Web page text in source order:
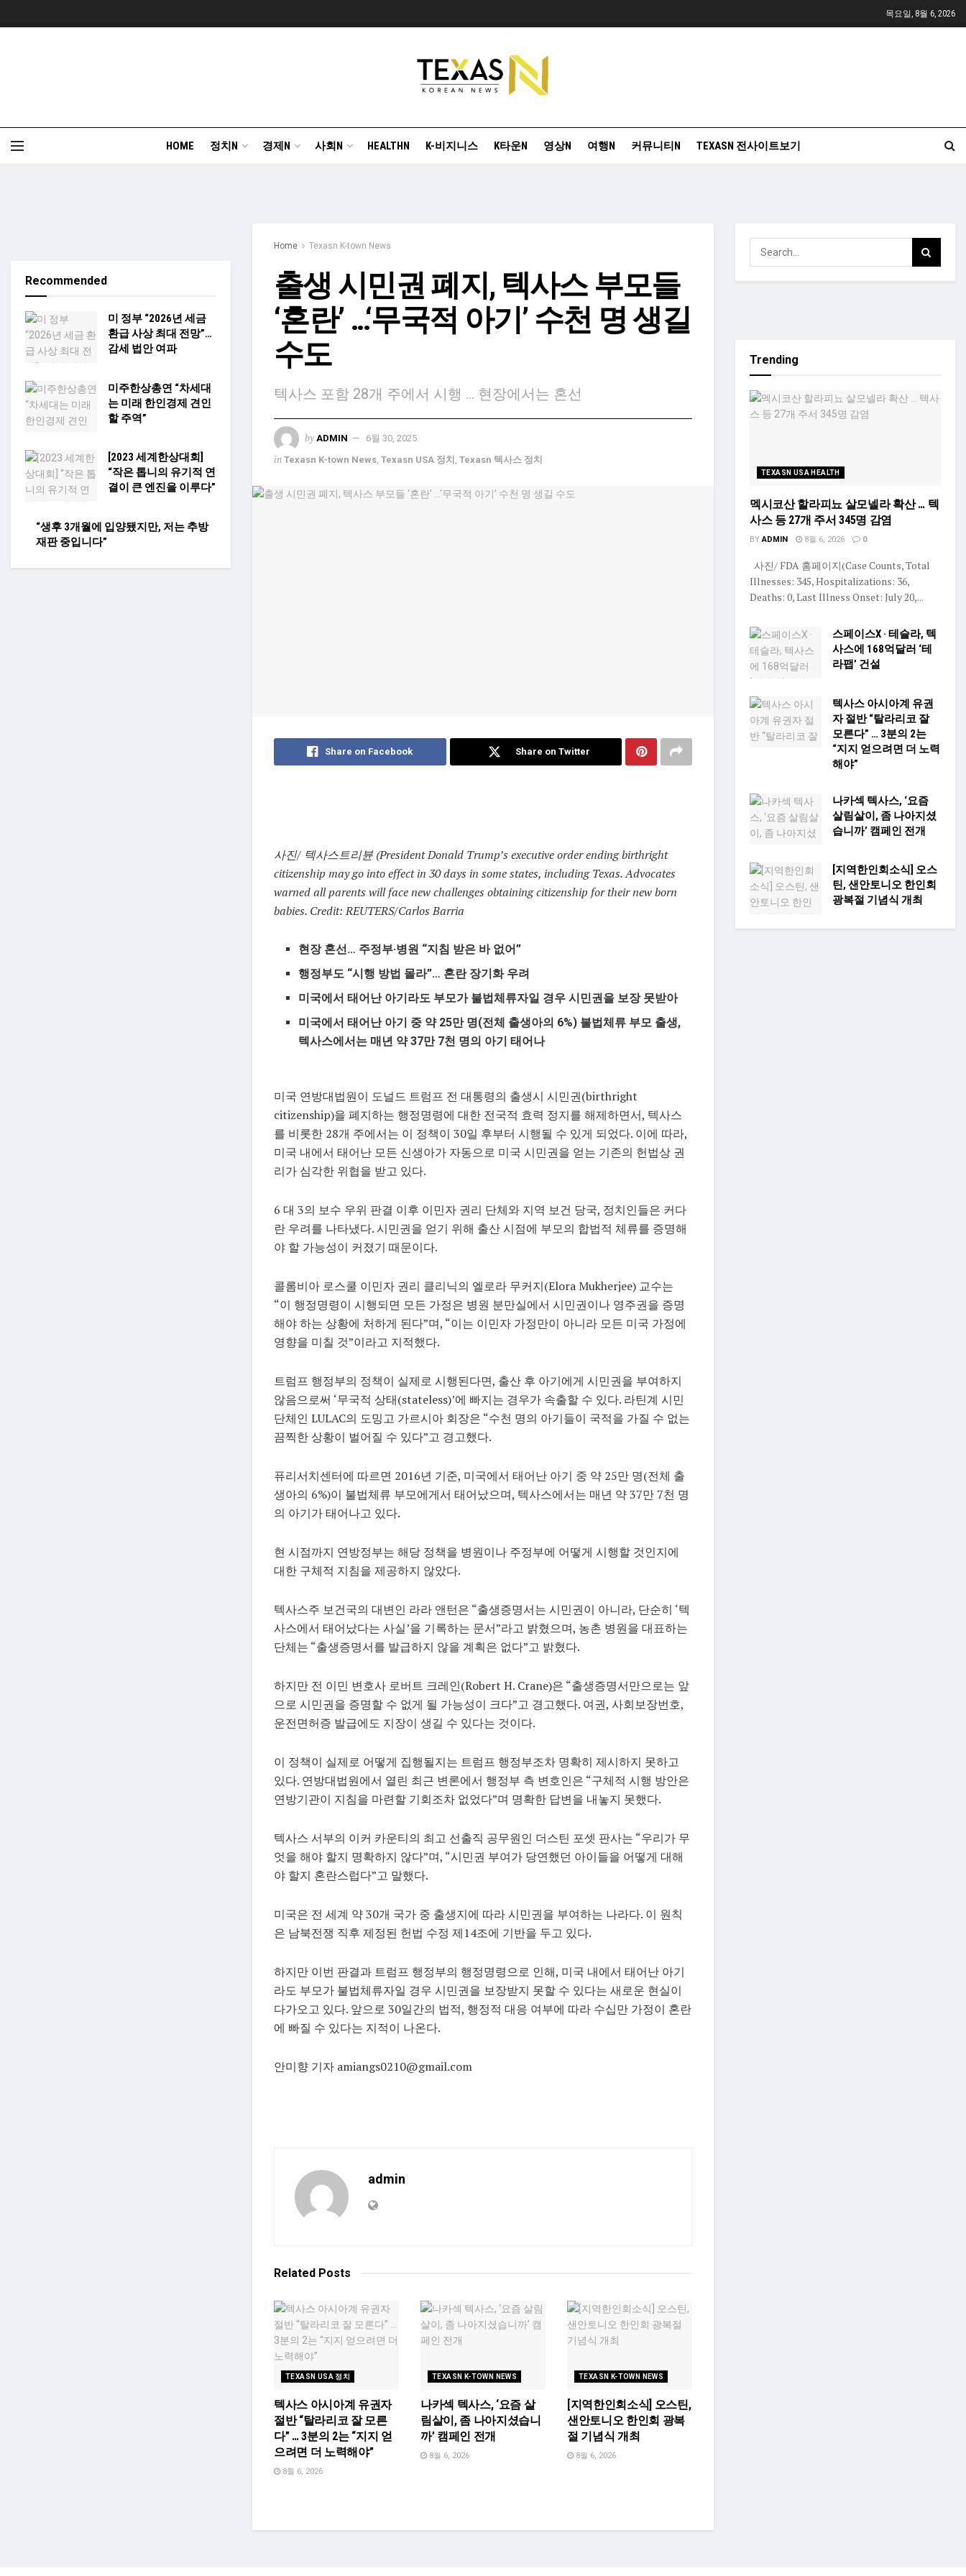
목요일, 8월 6, 2026
HOME 정치N 경제N 사회N HEALTHN K-비지니스 K타운N 영상N 여행N 커뮤니티N TEXASN 전사이트보기
Home Texasn K-town News
출생 시민권 폐지, 텍사스 부모들
‘혼란’ …‘무국적 아기’ 수천 명 생길
수도
텍사스 포함 28개 주에서 시행 ... 현장에서는 혼선
by ADMIN 6월 30, 2025
in Texasn K-town News Texasn USA 정치 Texasn 텍사스 정치
Share on Facebook Share on Twitter
사진/ 텍사스트리뷴 (President Donald Trump’s executive order ending birthright
citizenship may go into effect in 30 days in some states, including Texas. Advocates
warned all parents will face new challenges obtaining citizenship for their new born
babies. Credit:REUTERS/Carlos Barria
현장 혼선… 주정부·병원 “지침 받은 바 없어”
행정부도 “시행 방법 몰라”… 혼란 장기화 우려
미국에서 태어난 아기라도 부모가 불법체류자일 경우 시민권을 보장 못받아
미국에서 태어난 아기 중 약 25만 명(전체 출생아의 6%) 불법체류 부모 출생,
텍사스에서는 매년 약 37만 7천 명의 아기 태어나
미국 연방대법원이 도널드 트럼프 전 대통령의 출생시 시민권(birthright
citizenship)을 폐지하는 행정명령에 대한 전국적 효력 정지를 해제하면서, 텍사스
를 비롯한 28개 주에서는 이 정책이 30일 후부터 시행될 수 있게 되었다. 이에 따라,
미국 내에서 태어난 모든 신생아가 자동으로 미국 시민권을 얻는 기존의 헌법상 권
리가 심각한 위협을 받고 있다.
6 대 3의 보수 우위 판결 이후 이민자 권리 단체와 지역 보건 당국, 정치인들은 커다
란 우려를 나타냈다. 시민권을 얻기 위해 출산 시점에 부모의 합법적 체류를 증명해
야 할 가능성이 커졌기 때문이다.
콜롬비아 로스쿨 이민자 권리 클리닉의 엘로라 무커지(Elora Mukherjee) 교수는
“이 행정명령이 시행되면 모든 가정은 병원 분만실에서 시민권이나 영주권을 증명
해야 하는 상황에 처하게 된다”며, “이는 이민자 가정만이 아니라 모든 미국 가정에
영향을 미칠 것”이라고 지적했다.
트럼프 행정부의 정책이 실제로 시행된다면, 출산 후 아기에게 시민권을 부여하지
않음으로써 ‘무국적 상태(stateless)’에 빠지는 경우가 속출할 수 있다. 라틴계 시민
단체인 LULAC의 도밍고 가르시아 회장은 “수천 명의 아기들이 국적을 가질 수 없는
끔찍한 상황이 벌어질 수 있다”고 경고했다.
퓨리서치센터에 따르면 2016년 기준, 미국에서 태어난 아기 중 약 25만 명(전체 출
생아의 6%)이 불법체류 부모에게서 태어났으며, 텍사스에서는 매년 약 37만 7천 명
의 아기가 태어나고 있다.
현 시점까지 연방정부는 해당 정책을 병원이나 주정부에 어떻게 시행할 것인지에
대한 구체적 지침을 제공하지 않았다.
텍사스주 보건국의 대변인 라라 앤턴은 “출생증명서는 시민권이 아니라, 단순히 ‘텍
사스에서 태어났다는 사실’을 기록하는 문서”라고 밝혔으며, 농촌 병원을 대표하는
단체는 “출생증명서를 발급하지 않을 계획은 없다”고 밝혔다.
하지만 전 이민 변호사 로버트 크레인(Robert H. Crane)은 “출생증명서만으로는 앞
으로 시민권을 증명할 수 없게 될 가능성이 크다”고 경고했다. 여권, 사회보장번호,
운전면허증 발급에도 지장이 생길 수 있다는 것이다.
이 정책이 실제로 어떻게 집행될지는 트럼프 행정부조차 명확히 제시하지 못하고
있다. 연방대법원에서 열린 최근 변론에서 행정부 측 변호인은 “구체적 시행 방안은
연방기관이 지침을 마련할 기회조차 없었다”며 명확한 답변을 내놓지 못했다.
텍사스 서부의 이커 카운티의 최고 선출직 공무원인 더스틴 포셋 판사는 “우리가 무
엇을 해야 할지 명확하지 않다”며, “시민권 부여가 당연했던 아이들을 어떻게 대해
야 할지 혼란스럽다”고 말했다.
미국은 전 세계 약 30개 국가 중 출생지에 따라 시민권을 부여하는 나라다. 이 원칙
은 남북전쟁 직후 제정된 헌법 수정 제14조에 기반을 두고 있다.
하지만 이번 판결과 트럼프 행정부의 행정명령으로 인해, 미국 내에서 태어난 아기
라도 부모가 불법체류자일 경우 시민권을 보장받지 못할 수 있다는 새로운 현실이
다가오고 있다. 앞으로 30일간의 법적, 행정적 대응 여부에 따라 수십만 가정이 혼란
에 빠질 수 있다는 지적이 나온다.
안미향 기자 amiangs0210@gmail.com
admin
Related Posts
TEXASN USA 정치
텍사스 아시아계 유권자
절반 “탈라리코 잘 모른
다” … 3분의 2는 “지지 얻
으려면 더 노력해야”
8월 6, 2026
TEXASN K-TOWN NEWS
나카섹 텍사스, ‘요즘 살
림살이, 좀 나아지셨습니
까’ 캠페인 전개
8월 6, 2026
TEXASN K-TOWN NEWS
[지역한인회소식] 오스틴,
샌안토니오 한인회 광복
절 기념식 개최
8월 6, 2026
Recommended
미 정부 “2026년 세금
환급 사상 최대 전망”…
감세 법안 여파
미주한상총연 “차세대
는 미래 한인경제 견인
할 주역”
[2023 세계한상대회]
“작은 톱니의 유기적 연
결이 큰 엔진을 이루다”
“생후 3개월에 입양됐지만, 저는 추방
재판 중입니다”
Trending
TEXASN USA HEALTH
멕시코산 할라피뇨 살모넬라 확산 … 텍
사스 등 27개 주서 345명 감염
BY ADMIN 8월 6, 2026 0
사진/ FDA 홈페이지(Case Counts, Total
Illnesses: 345, Hospitalizations: 36,
Deaths: 0, Last Illness Onset: July 20,...
스페이스X · 테슬라, 텍
사스에 168억달러 ‘테
라팹’ 건설
텍사스 아시아계 유권
자 절반 “탈라리코 잘
모른다” … 3분의 2는
“지지 얻으려면 더 노력
해야”
나카섹 텍사스, ‘요즘
살림살이, 좀 나아지셨
습니까’ 캠페인 전개
[지역한인회소식] 오스
틴, 샌안토니오 한인회
광복절 기념식 개최